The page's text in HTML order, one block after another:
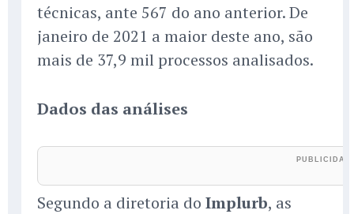
técnicas, ante 567 do ano anterior. De
janeiro de 2021 a maior deste ano, são
mais de 37,9 mil processos analisados.
Dados das análises
Segundo a diretoria do Implurb, as